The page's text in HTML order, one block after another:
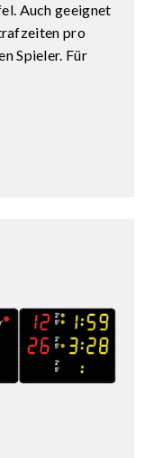
Auch geeignet
pro
Spieler. Für